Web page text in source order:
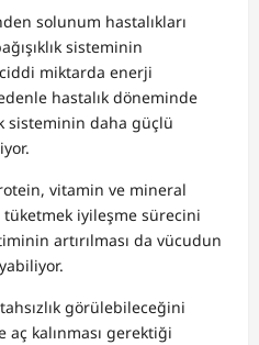
solunum hastalıkları
sisteminin
miktarda enerji
hastalık döneminde
sisteminin daha güçlü
vitamin ve mineral
tüketmek iyileşme sürecini
artırılması da vücudun
görülebileceğini
kalınması gerektiği